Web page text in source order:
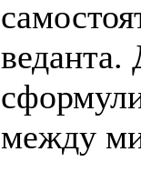
между